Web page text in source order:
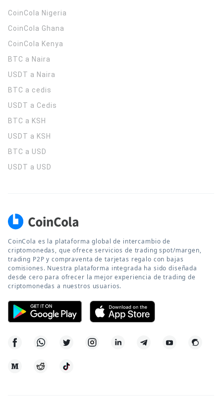
CoinCola Nigeria
CoinCola Ghana
CoinCola Kenya
BTC a Naira
USDT a Naira
BTC a cedis
USDT a Cedis
BTC a KSH
USDT a KSH
BTC a USD
USDT a USD
CoinCola es la plataforma global de intercambio de
criptomonedas, que ofrece servicios de trading spot/margen,
trading P2P y compraventa de tarjetas regalo con bajas
comisiones. Nuestra plataforma integrada ha sido diseñada
desde cero para ofrecer la mejor experiencia de trading de
criptomonedas a nuestros usuarios.